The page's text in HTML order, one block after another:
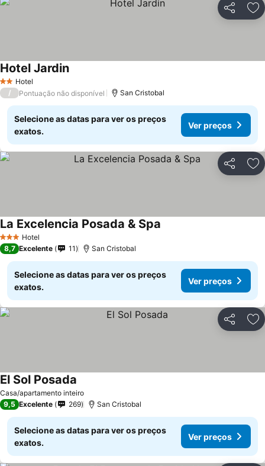
Partilhar
2 Estrelas
Hotel
Hotel JardinVer preços
/ Pontuação não disponível San Cristobal
Selecione as datas para ver os preços
exatos.
Ver preços
Partilhar
3 EstrelasHotel
La Excelencia Posada & Spa
8,7 Excelente 11 San Cristobal
Selecione as datas para ver os preços
exatos.
Ver preços
Partilhar
Casa/apartamento inteiro
El Sol Posada
9,5 Excelente 269 San Cristobal
Selecione as datas para ver os preços
exatos.
Ver preços